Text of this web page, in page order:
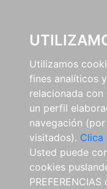
Utilizamos
fines analíticos
relacionada con
un perfil
navegación
visitados). Clica
Usted puede
cookies